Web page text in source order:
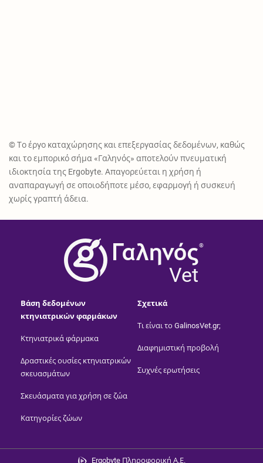
© Το έργο καταχώρησης και επεξεργασίας δεδομένων, καθώς
και το εμπορικό σήμα «Γαληνός» αποτελούν πνευματική
ιδιοκτησία της Ergobyte. Απαγορεύεται η χρήση ή
αναπαραγωγή σε οποιοδήποτε μέσο, εφαρμογή ή συσκευή
χωρίς γραπτή άδεια.
®
Vet
Βάση δεδομένων
κτηνιατρικών φαρμάκων
Κτηνιατρικά φάρμακα
Δραστικές ουσίες κτηνιατρικών
σκευασμάτων
Σκευάσματα για χρήση σε ζώα
Κατηγορίες ζώων
Σχετικά
Τι είναι το GalinosVet.gr;
Διαφημιστική προβολή
Συχνές ερωτήσεις
Ergobyte Πληροφορική Α.Ε.